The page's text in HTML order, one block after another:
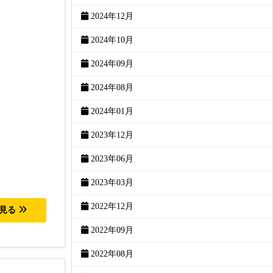
る
2024年12月
2024年10月
2024年09月
2024年08月
2024年01月
2023年12月
2023年06月
2023年03月
2022年12月
2022年09月
2022年08月